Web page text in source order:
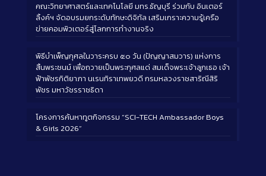
คณะวิทยาศาสตร์และเทคโนโลยี มทร.ธัญบุรี ร่วมกับ อินเตอร์
ลิ้งค์ฯ จัดอบรมยกระดับทักษะดิจิทัล เสริมเกราะความรู้เครือ
ข่ายคอมพิวเตอร์สู่โลกการทำงานจริง
พิธีบำเพ็ญกุศลในวาระครบ ๕๐ วัน (ปัญญาสมวาร) แห่งการ
สิ้นพระชนม์ เพื่อถวายเป็นพระกุศลแด่ สมเด็จพระเจ้าลูกเธอ เจ้า
ฟ้าพัชรกิติยาภา นเรนทิราเทพยวดี กรมหลวงราชสาริณีสิริ
พัชร มหาวัชรราชธิดา
โครงการค้นหาทูตกิจกรรม “SCI-TECH Ambassador Boys
& Girls 2026”